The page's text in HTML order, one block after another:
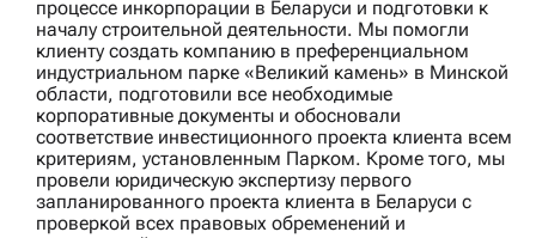
процессе инкорпорации в Беларуси и подготовки к
началу строительной деятельности. Мы помогли
клиенту создать компанию в преференциальном
индустриальном парке «Великий камень» в Минской
области, подготовили все необходимые
корпоративные документы и обосновали
соответствие инвестиционного проекта клиента всем
критериям, установленным Парком. Кроме того, мы
провели юридическую экспертизу первого
запланированного проекта клиента в Беларуси с
проверкой всех правовых обременений и